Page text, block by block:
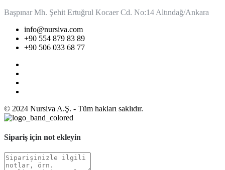
Başpınar Mh. Şehit Ertuğrul Kocaer Cd. No:14 Altındağ/Ankara
info@nursiva.com
+90 554 879 83 89
+90 506 033 68 77
© 2024 Nursiva A.Ş. - Tüm hakları saklıdır.
Sipariş için not ekleyin